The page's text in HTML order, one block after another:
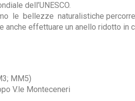
dell’UNESCO.
le bellezze naturalistiche
effettuare un anello ridotto in
MM5)
V.le Monteceneri